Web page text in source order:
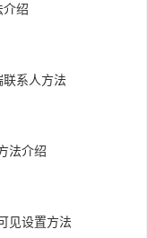
介绍
联系人方法
法介绍
见设置方法